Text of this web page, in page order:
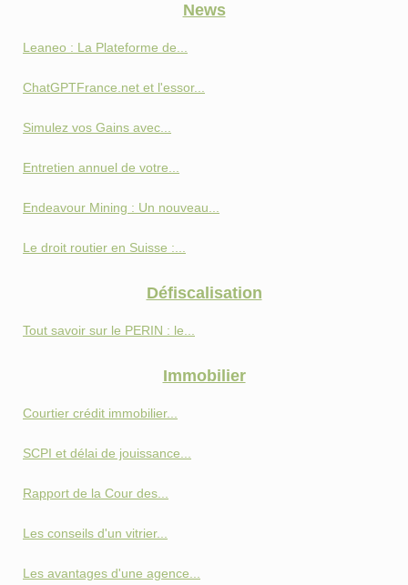
News
Leaneo : La Plateforme de...
ChatGPTFrance.net et l'essor...
Simulez vos Gains avec...
Entretien annuel de votre...
Endeavour Mining : Un nouveau...
Le droit routier en Suisse :...
Défiscalisation
Tout savoir sur le PERIN : le...
Immobilier
Courtier crédit immobilier...
SCPI et délai de jouissance...
Rapport de la Cour des...
Les conseils d'un vitrier...
Les avantages d'une agence...